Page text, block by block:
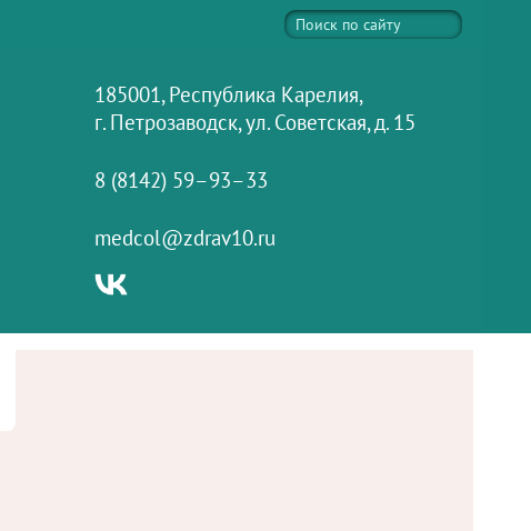
185001, Республика Карелия,
г. Петрозаводск, ул. Советская, д. 15
8 (8142) 59–93–33
medcol@zdrav10.ru